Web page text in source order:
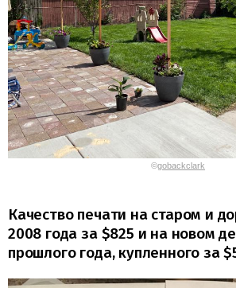
©gobackclark
Качество печати на старом и
2008 года за $825 и на новом
прошлого года, купленного за